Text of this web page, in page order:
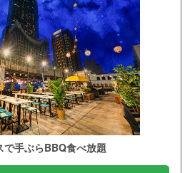
手ぶらBBQ食べ放題